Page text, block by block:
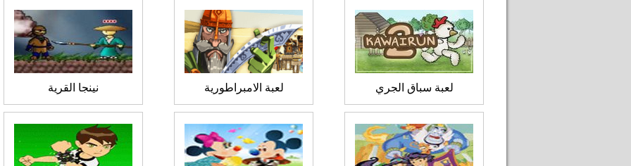
لعبة سباق الجري لعبة الامبراطورية نينجا القرية